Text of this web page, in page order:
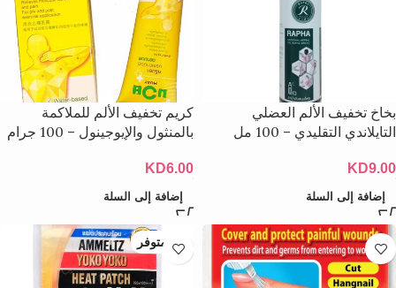
بخاخ تخفيف الألم العضلي
التايلاندي التقليدي – 100 مل
KD9.00
إضافة إلى السلة
كريم تخفيف الألم للملاكمة
بالمنثول والإيوجينول – 100 جرام
KD6.00
إضافة إلى السلة
غير متوفر